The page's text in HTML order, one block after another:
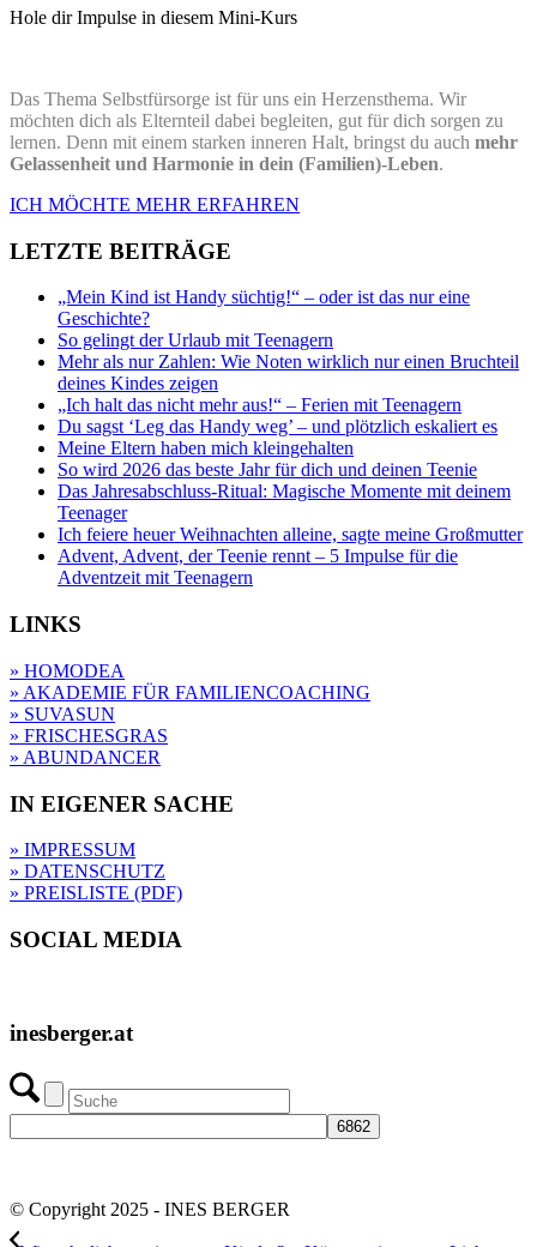
Hole dir Impulse in diesem Mini-Kurs
Das Thema Selbstfürsorge ist für uns ein Herzensthema. Wir
möchten dich als Elternteil dabei begleiten, gut für dich sorgen zu
lernen. Denn mit einem starken inneren Halt, bringst du auch mehr
Gelassenheit und Harmonie in dein (Familien)-Leben.
ICH MÖCHTE MEHR ERFAHREN
LETZTE BEITRÄGE
„Mein Kind ist Handy süchtig!“ – oder ist das nur eine
Geschichte?
So gelingt der Urlaub mit Teenagern
Mehr als nur Zahlen: Wie Noten wirklich nur einen Bruchteil
deines Kindes zeigen
„Ich halt das nicht mehr aus!“ – Ferien mit Teenagern
Du sagst ‘Leg das Handy weg’ – und plötzlich eskaliert es
Meine Eltern haben mich kleingehalten
So wird 2026 das beste Jahr für dich und deinen Teenie
Das Jahresabschluss-Ritual: Magische Momente mit deinem
Teenager
Ich feiere heuer Weihnachten alleine, sagte meine Großmutter
Advent, Advent, der Teenie rennt – 5 Impulse für die
Adventzeit mit Teenagern
LINKS
» HOMODEA
» AKADEMIE FÜR FAMILIENCOACHING
» SUVASUN
» FRISCHESGRAS
» ABUNDANCER
IN EIGENER SACHE
» IMPRESSUM
» DATENSCHUTZ
» PREISLISTE (PDF)
SOCIAL MEDIA
inesberger.at
© Copyright 2025 - INES BERGER